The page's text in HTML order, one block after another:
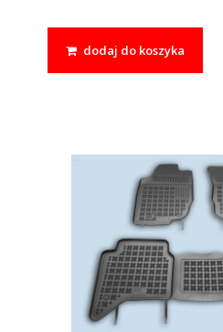
dodaj do koszyka